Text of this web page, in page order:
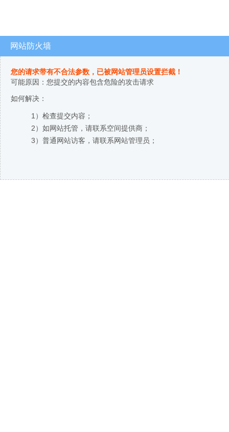
网站防火墙
您的请求带有不合法参数，已被网站管理员设置拦截！
可能原因：您提交的内容包含危险的攻击请求
如何解决：
1）检查提交内容；
2）如网站托管，请联系空间提供商；
3）普通网站访客，请联系网站管理员；